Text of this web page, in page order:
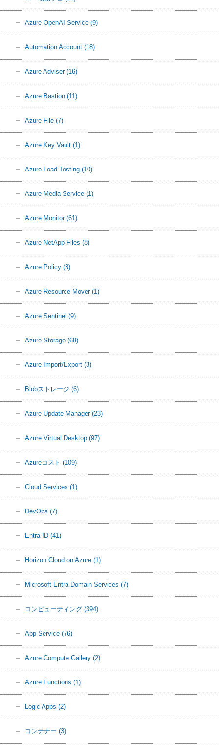
Azure OpenAI Service (9)
Automation Account (18)
Azure Adviser (16)
Azure Bastion (11)
Azure File (7)
Azure Key Vault (1)
Azure Load Testing (10)
Azure Media Service (1)
Azure Monitor (61)
Azure NetApp Files (8)
Azure Policy (3)
Azure Resource Mover (1)
Azure Sentinel (9)
Azure Storage (69)
Azure Import/Export (3)
Blobストレージ (6)
Azure Update Manager (23)
Azure Virtual Desktop (97)
Azureコスト (109)
Cloud Services (1)
DevOps (7)
Entra ID (41)
Horizon Cloud on Azure (1)
Microsoft Entra Domain Services (7)
コンピューティング (394)
App Service (76)
Azure Compute Gallery (2)
Azure Functions (1)
Logic Apps (2)
コンテナー (3)